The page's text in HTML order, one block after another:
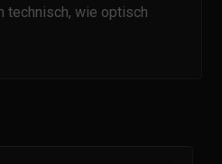
technisch, wie optisch